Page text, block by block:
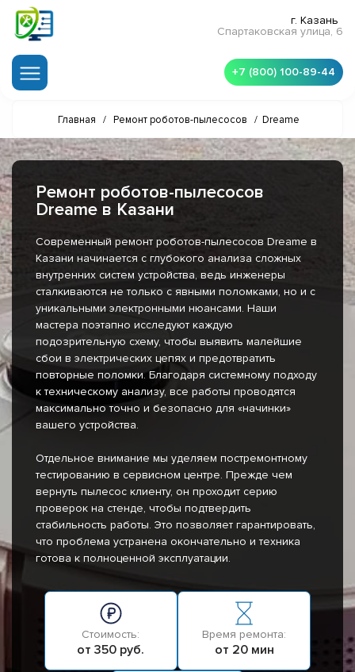
г. Казань
Спартаковская улица, 6
+7 (800) 100-89-44
Главная / Ремонт роботов-пылесосов / Dreame
Ремонт роботов-пылесосов
Dreame в Казани
Современный ремонт роботов-пылесосов Dreame в
Казани начинается с глубокого анализа сложных
внутренних систем устройства, ведь инженеры
сталкиваются не только с явными поломками, но и с
уникальными электронными нюансами. Наши
мастера поэтапно исследуют каждую
подозрительную схему, чтобы выявить малейшие
сбои в электрических цепях и предотвратить
повторные поломки. Благодаря системному подходу
к техническому анализу, все работы проводятся
максимально точно и безопасно для «начинки»
вашего устройства.
Отдельное внимание мы уделяем постремонтному
тестированию в сервисном центре. Прежде чем
вернуть пылесос клиенту, он проходит серию
проверок на стенде, чтобы подтвердить
стабильность работы. Это позволяет гарантировать,
что проблема устранена окончательно и техника
готова к полноценной эксплуатации.
Стоимость:
от 350 руб.
Время ремонта:
от 20 мин